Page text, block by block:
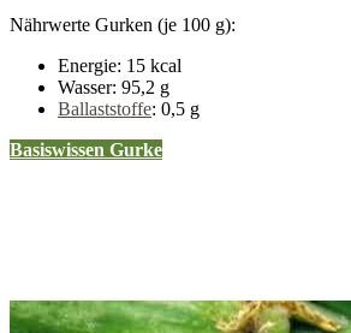
Nährwerte Gurken (je 100 g):
Energie: 15 kcal
Wasser: 95,2 g
Ballaststoffe: 0,5 g
Basiswissen Gurke